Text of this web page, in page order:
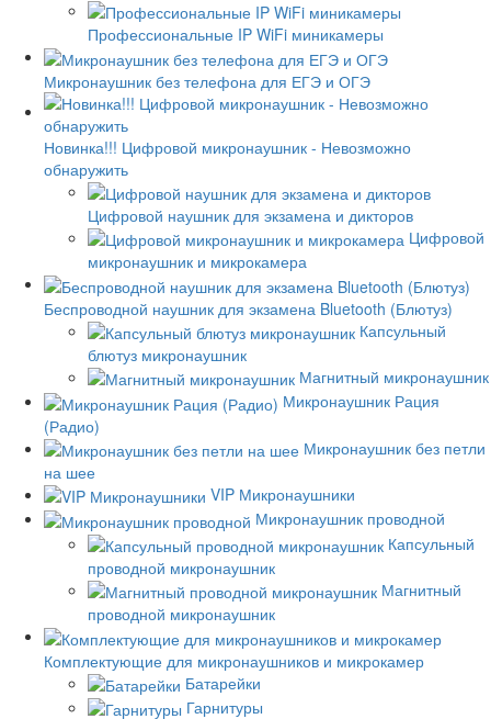
Профессиональные IP WiFi миникамеры
Микронаушник без телефона для ЕГЭ и ОГЭ
Новинка!!! Цифровой микронаушник - Невозможно
обнаружить
Цифровой наушник для экзамена и дикторов
Цифровой
микронаушник и микрокамера
Беспроводной наушник для экзамена Bluetooth (Блютуз)
Капсульный
блютуз микронаушник
Магнитный микронаушник
Микронаушник Рация
(Радио)
Микронаушник без петли
на шее
VIP Микронаушники
Микронаушник проводной
Капсульный
проводной микронаушник
Магнитный
проводной микронаушник
Комплектующие для микронаушников и микрокамер
Батарейки
Гарнитуры